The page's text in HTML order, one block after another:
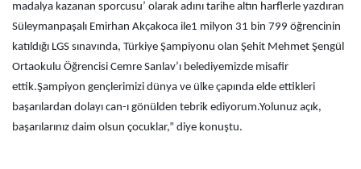
madalya kazanan sporcusu’ olarak adını tarihe altın harflerle yazdıran
Süleymanpaşalı Emirhan Akçakoca ile1 milyon 31 bin 799 öğrencinin
katıldığı LGS sınavında, Türkiye Şampiyonu olan Şehit Mehmet Şengül
Ortaokulu Öğrencisi Cemre Sanlav’ı belediyemizde misafir
ettik.Şampiyon gençlerimizi dünya ve ülke çapında elde ettikleri
başarılardan dolayı can-ı gönülden tebrik ediyorum.Yolunuz açık,
başarılarınız daim olsun çocuklar,” diye konuştu.